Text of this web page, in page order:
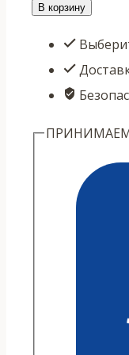
рукавом
3/4
хлопок
В корзину